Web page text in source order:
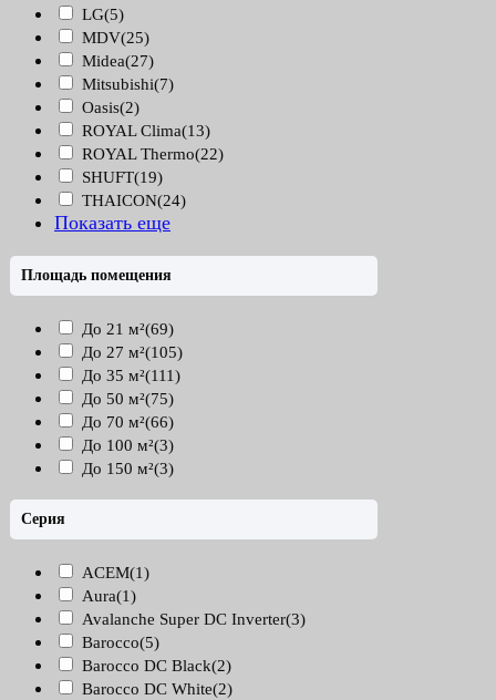
LG(5)
MDV(25)
Midea(27)
Mitsubishi(7)
Oasis(2)
ROYAL Clima(13)
ROYAL Thermo(22)
SHUFT(19)
THAICON(24)
Показать еще
Площадь помещения
До 21 м²(69)
До 27 м²(105)
До 35 м²(111)
До 50 м²(75)
До 70 м²(66)
До 100 м²(3)
До 150 м²(3)
Серия
ACEM(1)
Aura(1)
Avalanche Super DC Inverter(3)
Barocco(5)
Barocco DC Black(2)
Barocco DC White(2)